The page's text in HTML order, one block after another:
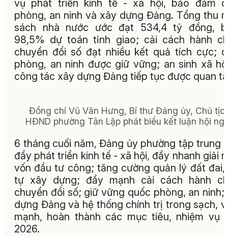
vụ phát triển kinh tế - xã hội, bảo đảm
phòng, an ninh và xây dựng Đảng. Tổng thu
sách nhà nước ước đạt 534,4 tỷ đồng,
98,5% dự toán tỉnh giao; cải cách hành
chuyển đổi số đạt nhiều kết quả tích cực;
phòng, an ninh được giữ vững; an sinh xã
công tác xây dựng Đảng tiếp tục được quan
Đồng chí Vũ Văn Hưng, Bí thư Đảng ủy, Chủ
HĐND phường Tân Lập phát biểu kết luận hội
6 tháng cuối năm, Đảng ủy phường tập trung
đẩy phát triển kinh tế - xã hội, đẩy nhanh giải
vốn đầu tư công; tăng cường quản lý đất
tự xây dựng; đẩy mạnh cải cách hành
chuyển đổi số; giữ vững quốc phòng, an ninh;
dựng Đảng và hệ thống chính trị trong sạch,
mạnh, hoàn thành các mục tiêu, nhiệm vụ
2026.